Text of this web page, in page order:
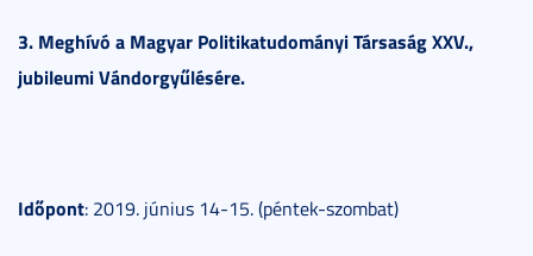
3. Meghívó a Magyar Politikatudományi Társaság XXV.,
jubileumi Vándorgyűlésére.
Időpont: 2019. június 14-15. (péntek-szombat)